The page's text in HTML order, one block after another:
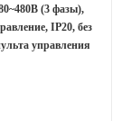
(3 фазы),
IP20, без
управления